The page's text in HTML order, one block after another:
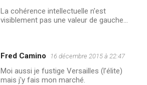
La cohérence intellectuelle n'est
visiblement pas une valeur de gauche...
Fred Camino 16 décembre 2015 à 22:47
Moi aussi je fustige Versailles (l’élite)
mais j'y fais mon marché.